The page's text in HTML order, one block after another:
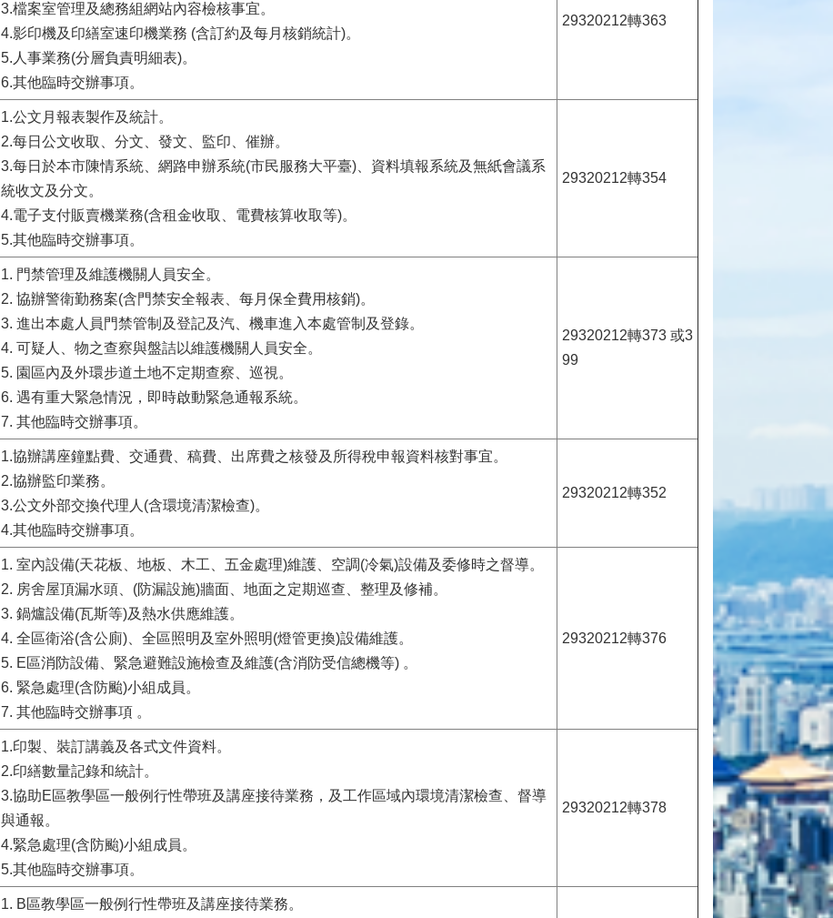
3.檔案室管理及總務組網站內容檢核事宜。
4.影印機及印繕室速印機業務 (含訂約及每月核銷統計)。
5.人事業務(分層負責明細表)。
6.其他臨時交辦事項。
29320212轉363
1.公文月報表製作及統計。
2.每日公文收取、分文、發文、監印、催辦。
3.每日於本市陳情系統、網路申辦系統(市民服務大平臺)、資料填報系統及無紙會議系
統收文及分文。
4.電子支付販賣機業務(含租金收取、電費核算收取等)。
5.其他臨時交辦事項。
29320212轉354
1. 門禁管理及維護機關人員安全。
2. 協辦警衛勤務案(含門禁安全報表、每月保全費用核銷)。
3. 進出本處人員門禁管制及登記及汽、機車進入本處管制及登錄。
4. 可疑人、物之查察與盤詰以維護機關人員安全。
5. 園區內及外環步道土地不定期查察、巡視。
6. 遇有重大緊急情況，即時啟動緊急通報系統。
7. 其他臨時交辦事項。
29320212轉373 或3
99
1.協辦講座鐘點費、交通費、稿費、出席費之核發及所得稅申報資料核對事宜。
2.協辦監印業務。
3.公文外部交換代理人(含環境清潔檢查)。
4.其他臨時交辦事項。
29320212轉352
1. 室內設備(天花板、地板、木工、五金處理)維護、空調(冷氣)設備及委修時之督導。
2. 房舍屋頂漏水頭、(防漏設施)牆面、地面之定期巡查、整理及修補。
3. 鍋爐設備(瓦斯等)及熱水供應維護。
4. 全區衛浴(含公廁)、全區照明及室外照明(燈管更換)設備維護。
5. E區消防設備、緊急避難設施檢查及維護(含消防受信總機等) 。
6. 緊急處理(含防颱)小組成員。
7. 其他臨時交辦事項 。
29320212轉376
1.印製、裝訂講義及各式文件資料。
2.印繕數量記錄和統計。
3.協助E區教學區一般例行性帶班及講座接待業務，及工作區域內環境清潔檢查、督導
與通報。
4.緊急處理(含防颱)小組成員。
5.其他臨時交辦事項。
29320212轉378
1. B區教學區一般例行性帶班及講座接待業務。